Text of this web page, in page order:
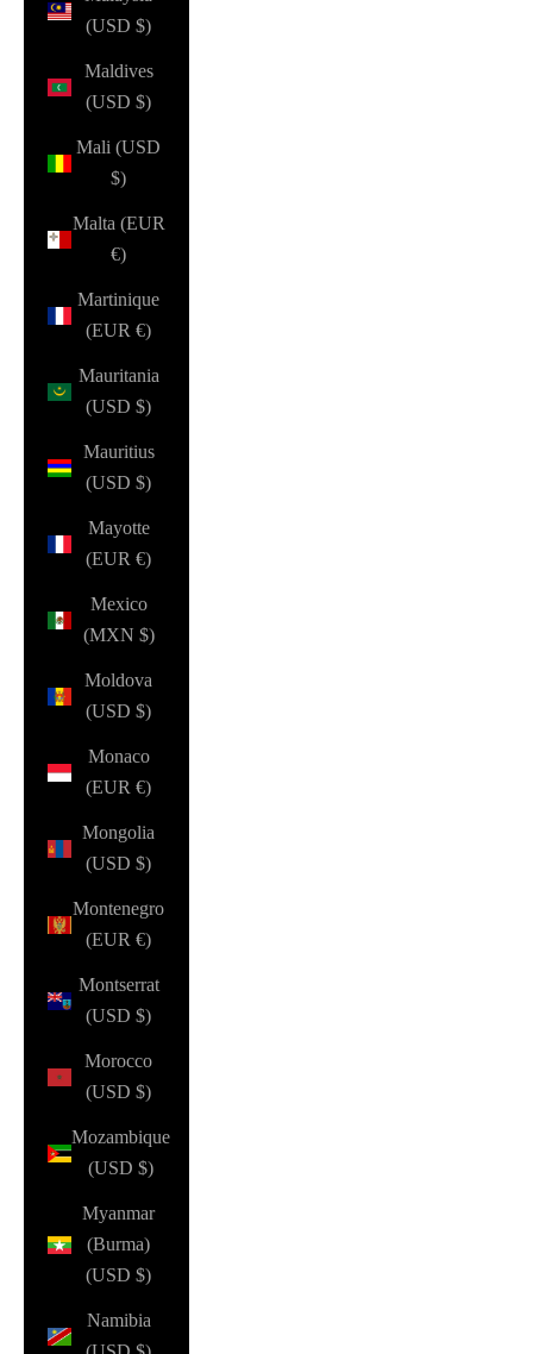
(USD $)
Maldives
(USD $)
Mali (USD
$)
Malta (EUR
€)
Martinique
(EUR €)
Mauritania
(USD $)
Mauritius
(USD $)
Mayotte
(EUR €)
Mexico
(MXN $)
Moldova
(USD $)
Monaco
(EUR €)
Mongolia
(USD $)
Montenegro
(EUR €)
Montserrat
(USD $)
Morocco
(USD $)
Mozambique
(USD $)
Myanmar
(Burma)
(USD $)
Namibia